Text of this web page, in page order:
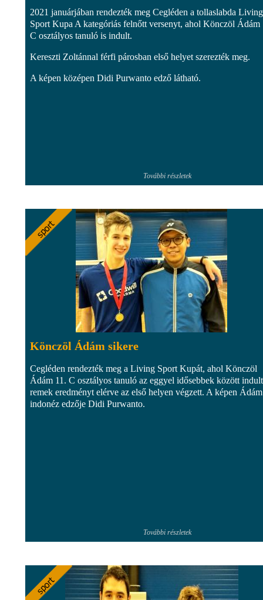
2021 januárjában rendezték meg Cegléden a tollaslabda Living
Sport Kupa A kategóriás felnőtt versenyt, ahol Könczöl Ádám
C osztályos tanuló is indult.
Kereszti Zoltánnal férfi párosban első helyet szerezték meg.
A képen középen Didi Purwanto edző látható.
További részletek
Könczöl Ádám sikere
Cegléden rendezték meg a Living Sport Kupát, ahol Könczöl
Ádám 11. C osztályos tanuló az eggyel idősebbek között
remek eredményt elérve az első helyen végzett. A képen Ádám
indonéz edzője Didi Purwanto.
További részletek